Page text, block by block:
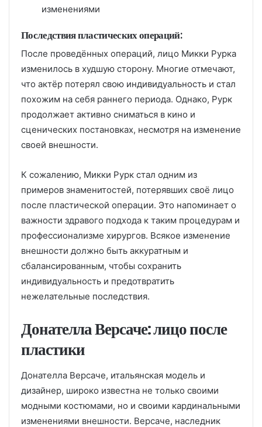
изменениями
Последствия пластических операций:
После проведённых операций, лицо Микки Рурка
изменилось в худшую сторону. Многие отмечают,
что актёр потерял свою индивидуальность и стал
похожим на себя раннего периода. Однако, Рурк
продолжает активно сниматься в кино и
сценических постановках, несмотря на изменение
своей внешности.
К сожалению, Микки Рурк стал одним из
примеров знаменитостей, потерявших своё лицо
после пластической операции. Это напоминает о
важности здравого подхода к таким процедурам и
профессионализме хирургов. Всякое изменение
внешности должно быть аккуратным и
сбалансированным, чтобы сохранить
индивидуальность и предотвратить
нежелательные последствия.
Донателла Версаче: лицо после
пластики
Донателла Версаче, итальянская модель и
дизайнер, широко известна не только своими
модными костюмами, но и своими кардинальными
изменениями внешности. Версаче, наследник